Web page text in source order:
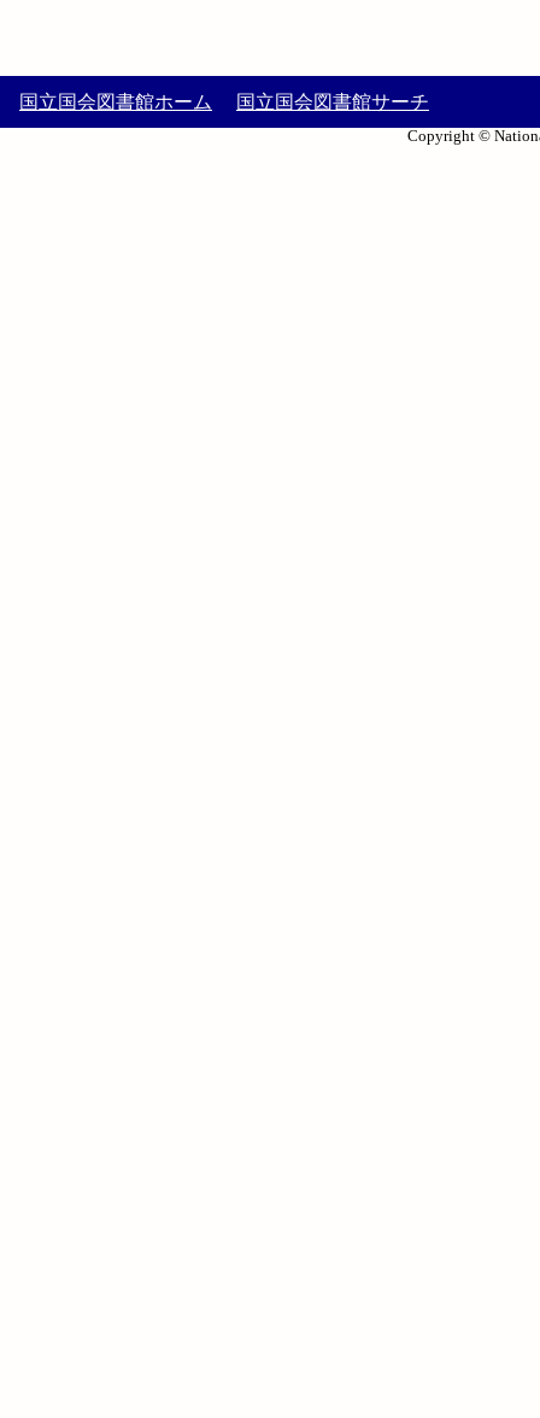
国立国会図書館ホーム 国立国会図書館サーチ
Copyright ©